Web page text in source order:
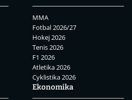
MMA
Fotbal 2026/27
Hokej 2026
Tenis 2026
F1 2026
Atletika 2026
Cyklistika 2026
Ekonomika